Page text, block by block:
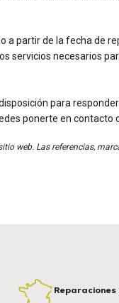
partir de la fecha de
servicios necesarios
para
ponerte en
web. Las referencias,